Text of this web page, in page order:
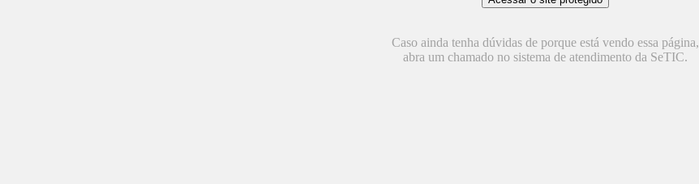
Caso ainda tenha dúvidas de porque está vendo essa página,
abra um chamado no sistema de atendimento da SeTIC.